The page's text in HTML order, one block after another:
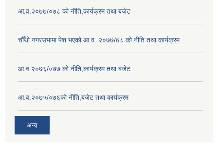
आ.व.२०७७/०७८ को नीति,कार्यक्रम तथा बजेट
चौँथो नगरसभामा पेश भएको आ.व. २०७७/७८ को नीति तथा कार्यक्रम
आ.व २०७६/०७७ को नीति,कार्यक्रम तथा बजेट
आ.व.२०७५/०७६को नीति,बजेट तथा कार्यक्रम
अन्य